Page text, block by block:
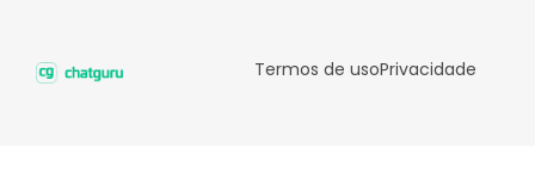
Termos de usoPrivacidade